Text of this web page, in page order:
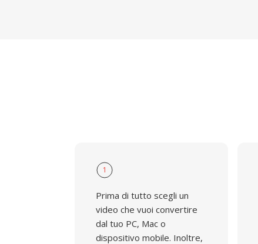
1
Prima di tutto scegli un
video che vuoi convertire
dal tuo PC, Mac o
dispositivo mobile. Inoltre,